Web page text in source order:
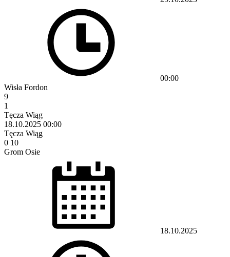
00:00
Wisła Fordon
9
1
Tęcza Wiąg
18.10.2025 00:00
Tęcza Wiąg
0 10
Grom Osie
18.10.2025